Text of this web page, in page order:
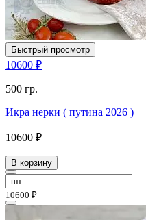
Быстрый просмотр
10600 ₽
500 гр.
Икра нерки ( путина 2026 )
10600 ₽
В корзину
10600 ₽